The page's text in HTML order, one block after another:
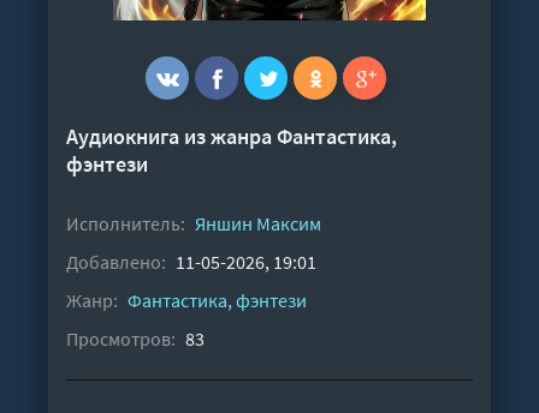
Аудиокнига из жанраФантастика,
фэнтези
Исполнитель: Яншин Максим
Добавлено: 11-05-2026, 19:01
Жанр: Фантастика, фэнтези
Просмотров: 83